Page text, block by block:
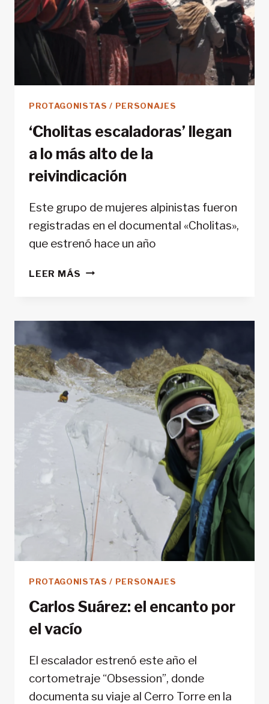
PROTAGONISTAS / PERSONAJES
‘Cholitas escaladoras’ llegan
a lo más alto de la
reivindicación
Este grupo de mujeres alpinistas fueron
registradas en el documental «Cholitas»,
que estrenó hace un año
LEER MÁS ‘CHOLITAS
ALTO
DE
LA
REIVINDICACIÓN
PROTAGONISTAS / PERSONAJES
Carlos Suárez: el encanto por
el vacío
El escalador estrenó este año el
cortometraje “Obsession”, donde
documenta su viaje al Cerro Torre en la